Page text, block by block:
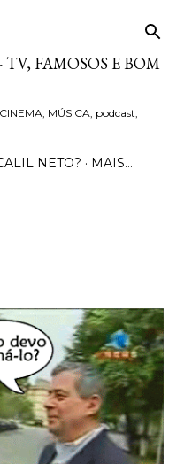
principal
FAMOSOS E BOM
MÚSICA, podcast,
NETO? MAIS…